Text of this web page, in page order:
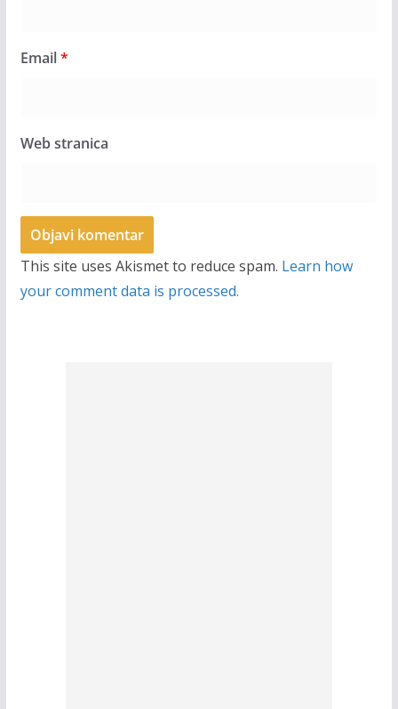
Email*
Web stranica
This site uses Akismet to reduce spam. Learn how
your comment data is processed.